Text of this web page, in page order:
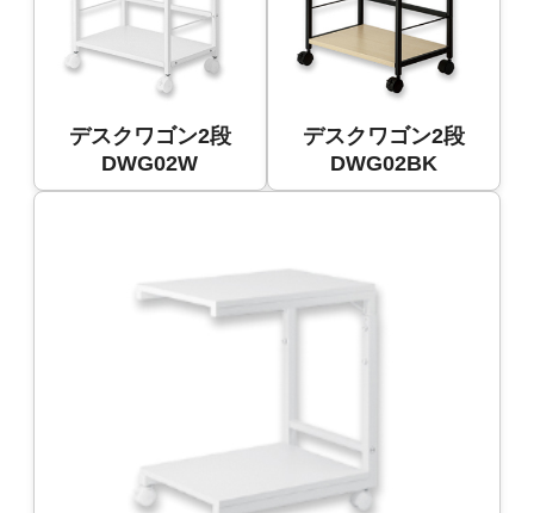
デスクワゴン2段
DWG02W
デスクワゴン2段
DWG02BK